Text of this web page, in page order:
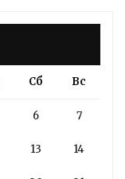
Сб Вс
6 7
13 14